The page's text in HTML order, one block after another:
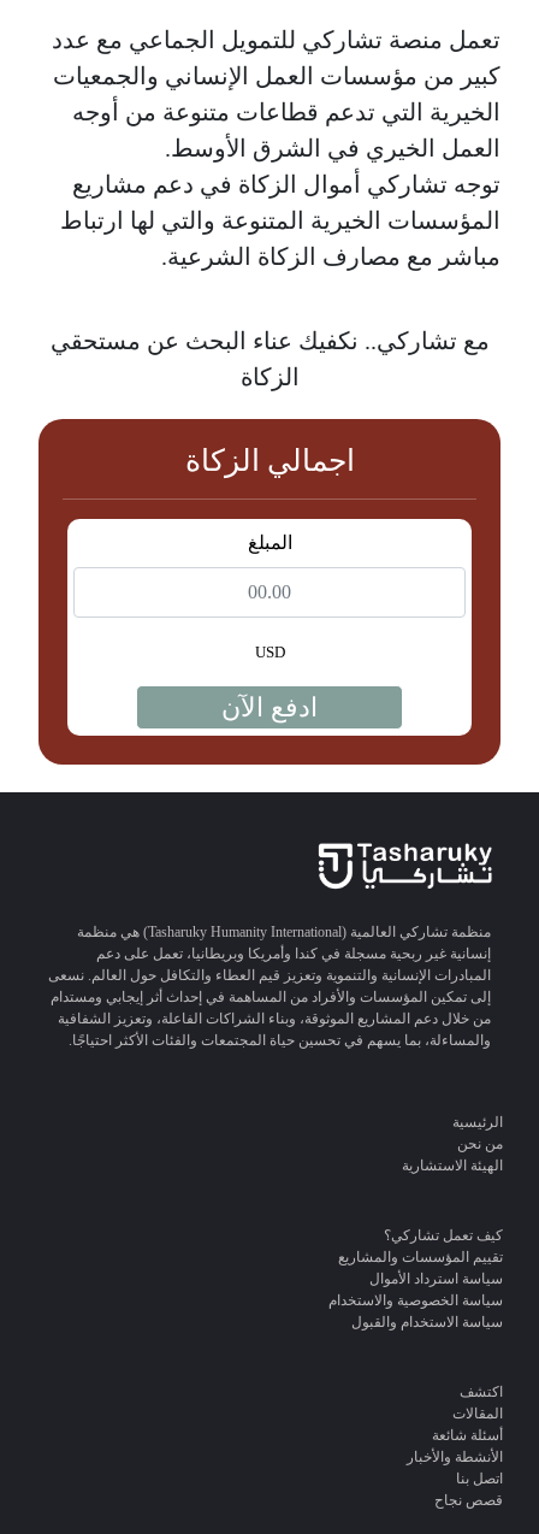
تعمل منصة تشاركي للتمويل الجماعي مع عدد
كبير من مؤسسات العمل الإنساني والجمعيات
الخيرية التي تدعم قطاعات متنوعة من أوجه
العمل الخيري في الشرق الأوسط.
توجه تشاركي أموال الزكاة في دعم مشاريع
المؤسسات الخيرية المتنوعة والتي لها ارتباط
مباشر مع مصارف الزكاة الشرعية.
مع تشاركي.. نكفيك عناء البحث عن مستحقي
الزكاة
اجمالي الزكاة
المبلغ
USD
ادفع الآن
منظمة تشاركي العالمية (Tasharuky Humanity International) هي منظمة
إنسانية غير ربحية مسجلة في كندا وأمريكا وبريطانيا، تعمل على دعم
المبادرات الإنسانية والتنموية وتعزيز قيم العطاء والتكافل حول العالم. نسعى
إلى تمكين المؤسسات والأفراد من المساهمة في إحداث أثر إيجابي ومستدام
من خلال دعم المشاريع الموثوقة، وبناء الشراكات الفاعلة، وتعزيز الشفافية
والمساءلة، بما يسهم في تحسين حياة المجتمعات والفئات الأكثر احتياجًا.
الرئيسية
من نحن
الهيئة الاستشارية
كيف تعمل تشاركي؟
تقييم المؤسسات والمشاريع
سياسة استرداد الأموال
سياسة الخصوصية والاستخدام
سياسة الاستخدام والقبول
اكتشف
المقالات
أسئلة شائعة
الأنشطة والأخبار
اتصل بنا
قصص نجاح